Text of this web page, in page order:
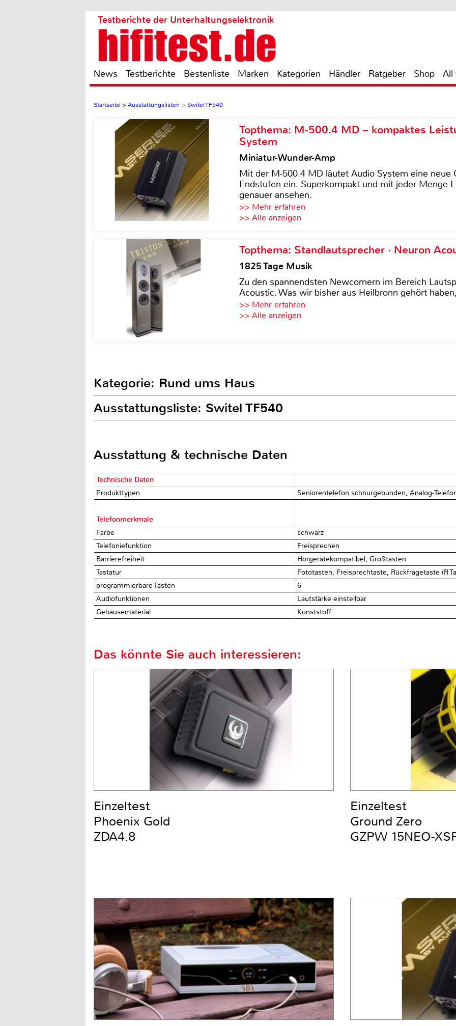
Testberichte der Unterhaltungselektronik
News Testberichte Bestenliste Marken Kategorien Händler Ratgeber Shop All
Startseite > Ausstattungslisten > Switel TF540
Topthema: M-500.4 MD – kompaktes
System
Miniatur-Wunder-Amp
Mit der M-500.4 MD läutet Audio System eine neue
Endstufen ein. Superkompakt und mit jeder Menge
genauer ansehen.
>> Mehr erfahren
>> Alle anzeigen
Topthema: Standlautsprecher · Neuron
1825 Tage Musik
Zu den spannendsten Newcomern im Bereich
Acoustic. Was wir bisher aus Heilbronn gehört
>> Mehr erfahren
>> Alle anzeigen
Kategorie: Rund ums Haus
Ausstattungsliste: Switel TF540
Ausstattung & technische Daten
Technische Daten
Produkttypen
Seniorentelefon schnurgebunden, Analog-
Telefonmerkmale
Farbe
schwarz
Telefoniefunktion
Freisprechen
Barrierefreiheit
Hörgerätekompatibel, Großtasten
Tastatur
Fototasten, Freisprechtaste, Rückfragetaste (R
programmierbare Tasten
6
Audiofunktionen
Lautstärke einstellbar
Gehäusematerial
Kunststoff
Das könnte Sie auch interessieren:
Einzeltest
Phoenix Gold
ZDA4.8
Einzeltest
Ground Zero
GZPW 15NEO-